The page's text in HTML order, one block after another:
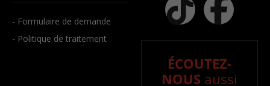
- Formulaire de demande
- Politique de traitement
ÉCOUTEZ-
NOUS aussi